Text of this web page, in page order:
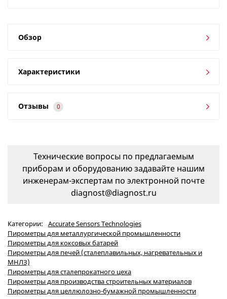
Обзор
Характеристики
Отзывы 0
Технические вопросы по предлагаемым
приборам и оборудованию задавайте нашим
инженерам-экспертам по электронной почте
diagnost@diagnost.ru
Категории:
Accurate Sensors Technologies
Пирометры для металлургической промышленности
Пирометры для коксовых батарей
Пирометры для печей (сталеплавильных, нагревательных и
МНЛЗ)
Пирометры для сталепрокатного цеха
Пирометры для производства строительных материалов
Пирометры для целлюлозно-бумажной промышленности